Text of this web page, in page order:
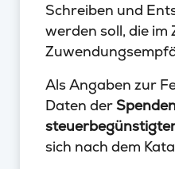
Schreiben und
werden soll, die
Als Angaben zur
Daten der
sich nach dem